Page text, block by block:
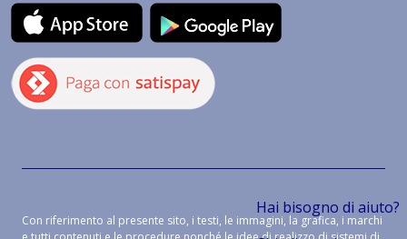
Hai bisogno di aiuto?
Con riferimento al presente sito, i testi, le immagini, la grafica, i marchi